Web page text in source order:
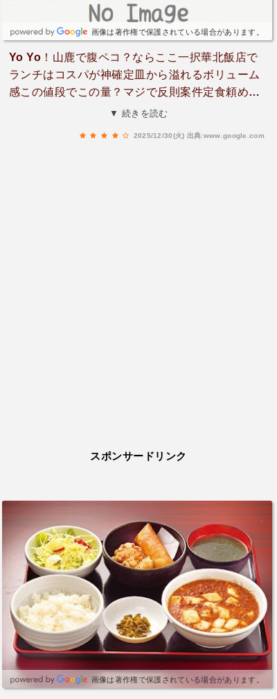
画像は著作権で保護されている場合があります。
Yo Yo！山鹿で腹ペコ？ならここ一択華北飯店で
ランチはコスパが神確定皿から溢れるボリューム
感この値段でこの量？マジで反則案件定食頼めば
ライスにメインスープも付いて満足度100点酢
▼ 続きを読む
2025/12/30(火) 出典:www.google.com
スポンサードリンク
画像は著作権で保護されている場合があります。